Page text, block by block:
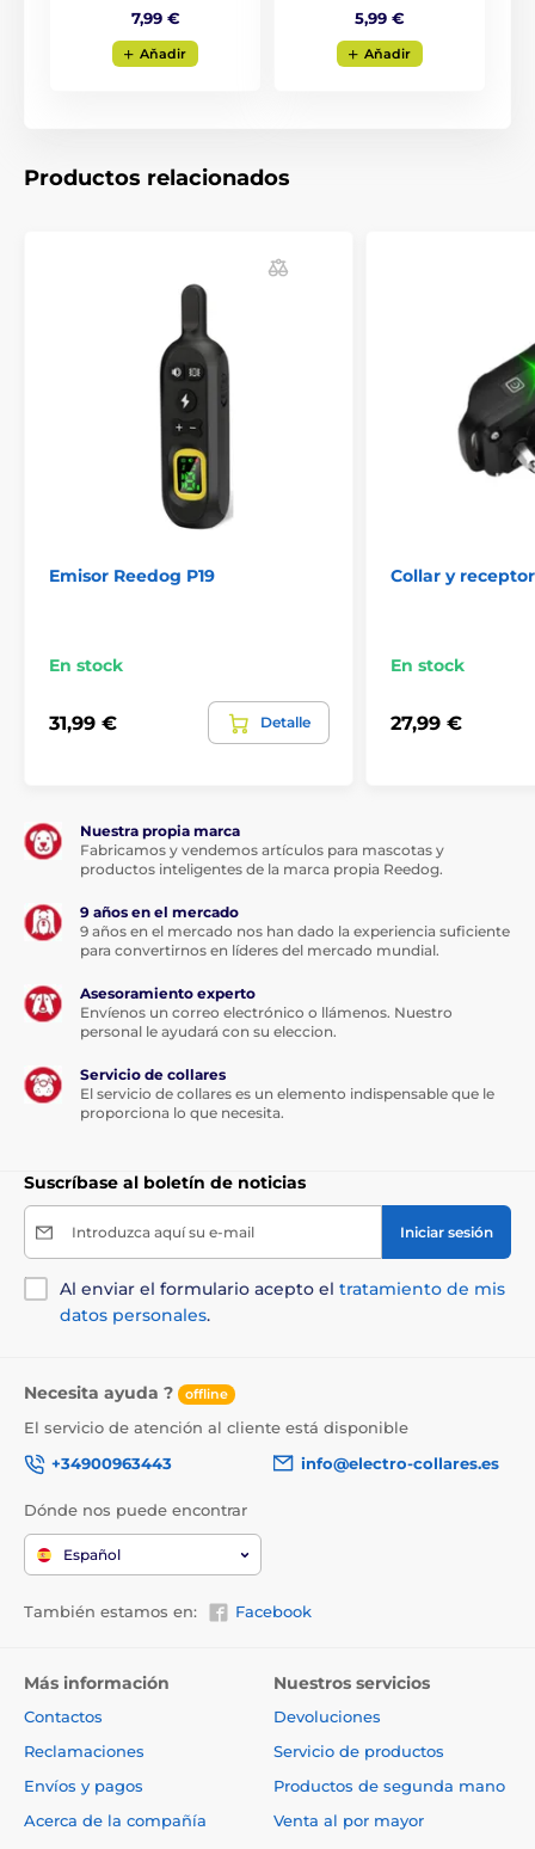
7,99 €
Aňadir
5,99 €
Aňadir
Productos relacionados
Emisor Reedog P19
En stock
31,99 € Detalle
Collar y receptor
En stock
27,99 €
Nuestra propia marca
Fabricamos y vendemos artículos para mascotas y
productos inteligentes de la marca propia Reedog.
9 años en el mercado
9 años en el mercado nos han dado la experiencia suficiente
para convertirnos en líderes del mercado mundial.
Asesoramiento experto
Envíenos un correo electrónico o llámenos. Nuestro
personal le ayudará con su eleccion.
Servicio de collares
El servicio de collares es un elemento indispensable que le
proporciona lo que necesita.
Suscríbase al boletín de noticias
Introduzca aquí su e-mail Iniciar sesión
Al enviar el formulario acepto el tratamiento de mis
datos personales.
Necesita ayuda ? offline
El servicio de atención al cliente está disponible
+34900963443
info@electro-collares.es
Dónde nos puede encontrar
Español
También estamos en: Facebook
Más información
Contactos
Reclamaciones
Envíos y pagos
Acerca de la compañía
Nuestros servicios
Devoluciones
Servicio de productos
Productos de segunda mano
Venta al por mayor